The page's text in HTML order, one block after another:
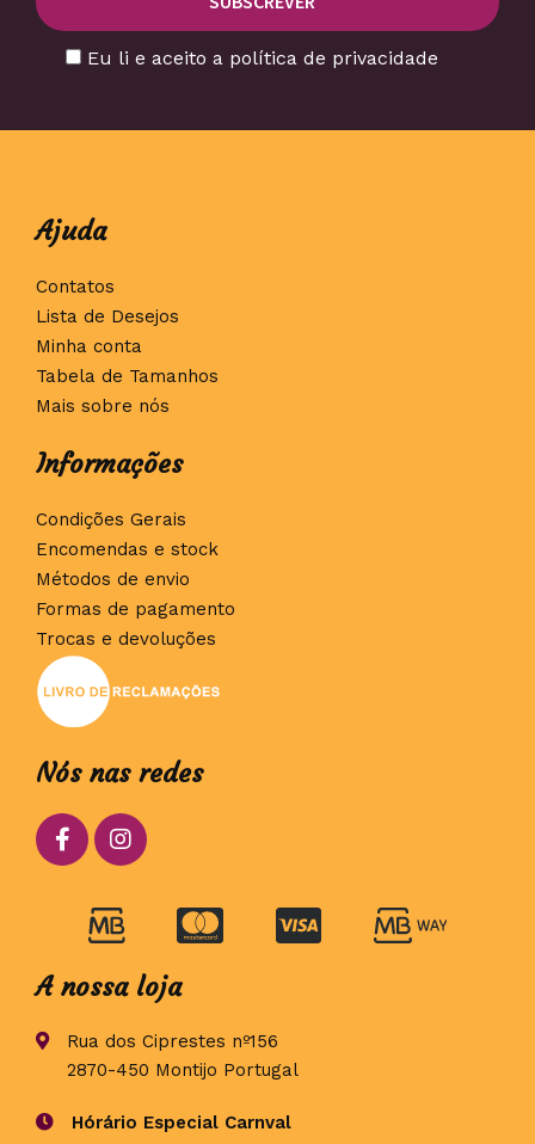
Eu li e aceito a política de privacidade
Ajuda
Contatos
Lista de Desejos
Minha conta
Tabela de Tamanhos
Mais sobre nós
Informações
Condições Gerais
Encomendas e stock
Métodos de envio
Formas de pagamento
Trocas e devoluções
Nós nas redes
A nossa loja
Rua dos Ciprestes nº156
2870-450 Montijo Portugal
Hórário Especial Carnval